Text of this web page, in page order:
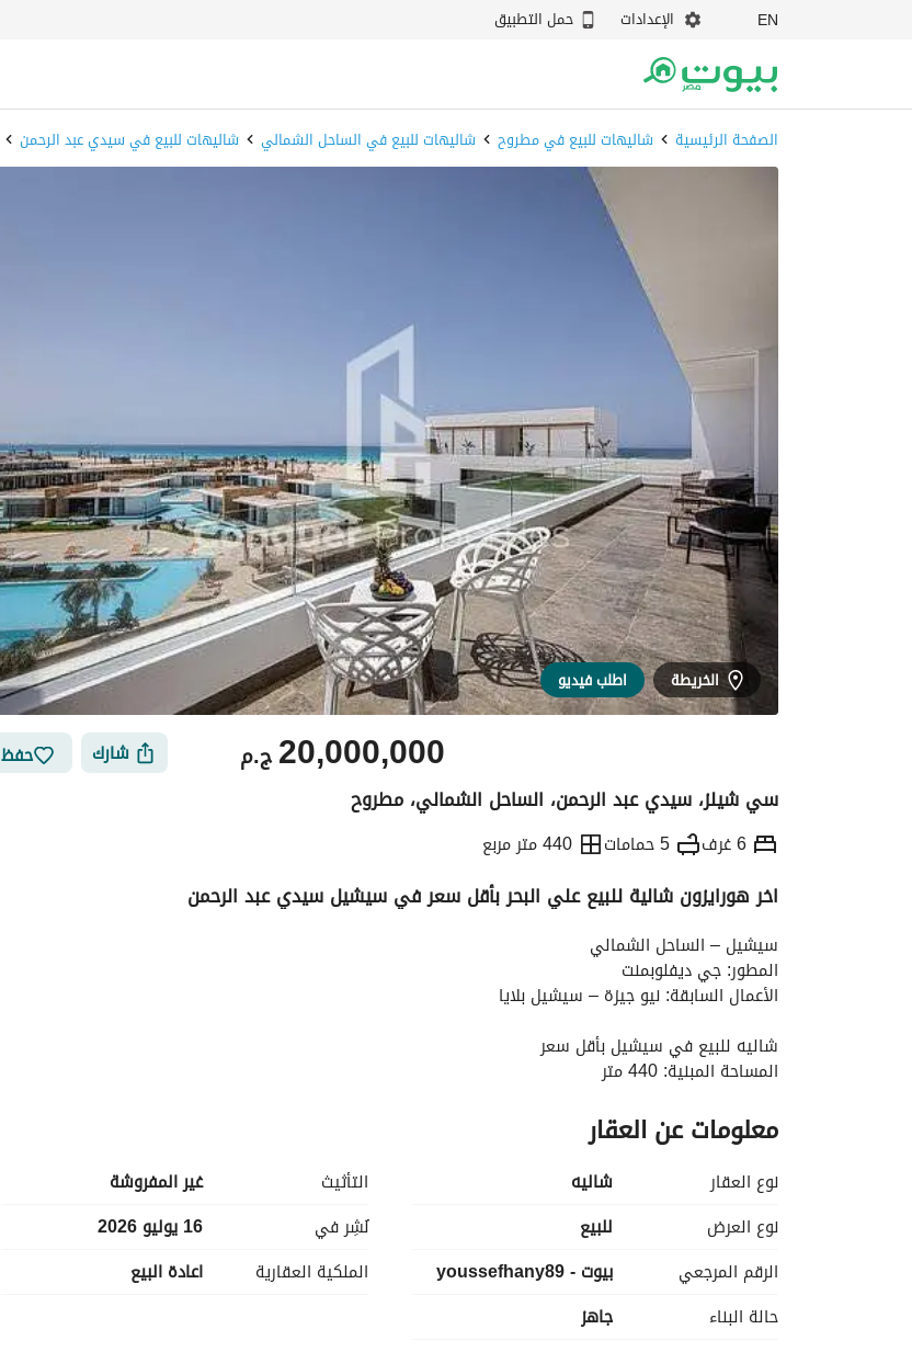
EN الإعدادات حمل التطبيق
الصفحة الرئيسية شاليهات للبيع في مطروح شاليهات للبيع في الساحل الشمالي شاليهات للبيع في سيدي عبد الرحمن
الخريطة اطلب فيديو
ج.م20,000,000 شارك حفظ
سي شيلز، سيدي عبد الرحمن، الساحل الشمالي، مطروح
6 غرف 5 حمامات 440 متر مربع
الاتجاهات والمؤشرات الموقع والأماكن القريبة
اخر هورايزون شالية للبيع علي البحر بأقل سعر في سيشيل سيدي عبد الرحمن
سيشيل – الساحل الشمالي
المطور: جي ديفلوبمنت
الأعمال السابقة: نيو جيزة – سيشيل بلايا
شاليه للبيع في سيشيل بأقل سعر
المساحة المبنية: 440 متر
غرفة مربية
غرفة سائق
5 حمامات
مطبخ
ريسبشن
موقع مميز جدًا
جاهز للاستلام والسكن
معلومات عن العقار
نوع العقار
شاليه
نوع العرض
للبيع
الرقم المرجعي
بيوت - youssefhany89
حالة البناء
جاهز
التأثيث
غير المفروشة
نُشِر في
16 يوليو 2026
الملكية العقارية
اعادة البيع